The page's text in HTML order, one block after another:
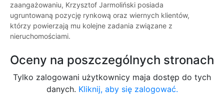
zaangażowaniu, Krzysztof Jarmoliński posiada
ugruntowaną pozycję rynkową oraz wiernych klientów,
którzy powierzają mu kolejne zadania związane z
nieruchomościami.
Oceny na poszczególnych stronach
Tylko zalogowani użytkownicy maja dostęp do tych
danych. Kliknij, aby się zalogować.